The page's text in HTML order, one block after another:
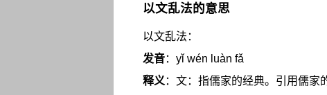
以文乱法的意思
以文乱法：
发音：yǐ wén luàn fǎ
释义 ：文：指儒家的经典。引用儒家